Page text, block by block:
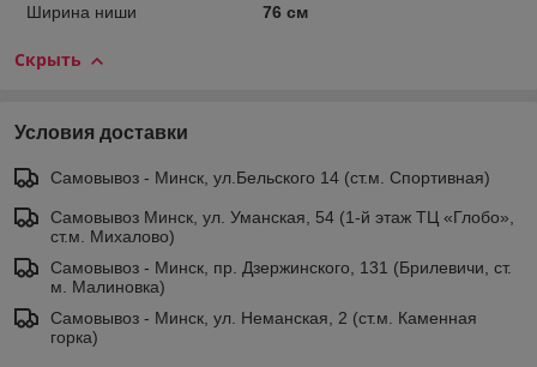
Ширина ниши 76 см
Скрыть
Условия доставки
Самовывоз - Минск, ул.Бельского 14 (ст.м. Спортивная)
Самовывоз Минск, ул. Уманская, 54 (1-й этаж ТЦ «Глобо»,
ст.м. Михалово)
Самовывоз - Минск, пр. Дзержинского, 131 (Брилевичи, ст.
м. Малиновка)
Самовывоз - Минск, ул. Неманская, 2 (ст.м. Каменная
горка)